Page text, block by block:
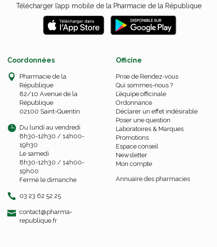
Télécharger l’app mobile de la Pharmacie de la République
Coordonnées
Pharmacie de la
République
82/10 Avenue de la
République
02100 Saint-Quentin
Du lundi au vendredi
8h30-12h30 / 14h00-
19h30
Le samedi
8h30-12h30 / 14h00-
19h00
Fermé le dimanche
03 23 62 52 25
contact-
@-
pharma-
republique.fr
Officine
Prise de Rendez-vous
Qui sommes-nous ?
L’équipe officinale
Ordonnance
Déclarer un effet indésirable
Poser une question
Laboratoires & Marques
Promotions
Espace conseil
Newsletter
Mon compte
Annuaire des pharmacies